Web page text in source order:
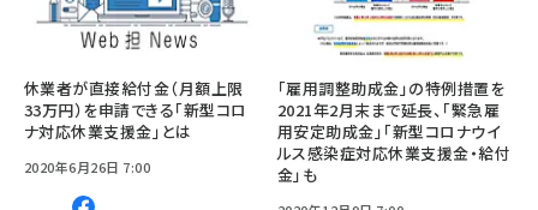
休業者が直接給付金（月額上限
33万円）を申請できる「新型コロ
ナ対応休業支援金」とは
2020年6月26日 7:00
「雇用調整助成金」の特例措置を
2021年2月末まで延長、「緊急雇
用安定助成金」「新型コロナウイ
ルス感染症対応休業支援金・給付
金」も